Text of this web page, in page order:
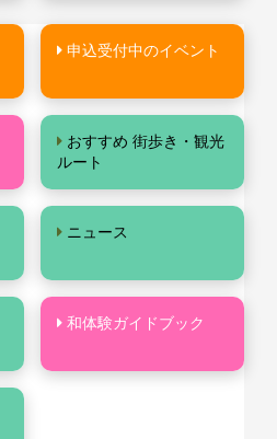
申込受付中のイベント
おすすめ 街歩き・観光
ルート
ニュース
和体験ガイドブック